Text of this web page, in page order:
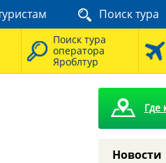
Поиск тура
Поиск тура
оператора
Яроблтур
Где
Новости
8